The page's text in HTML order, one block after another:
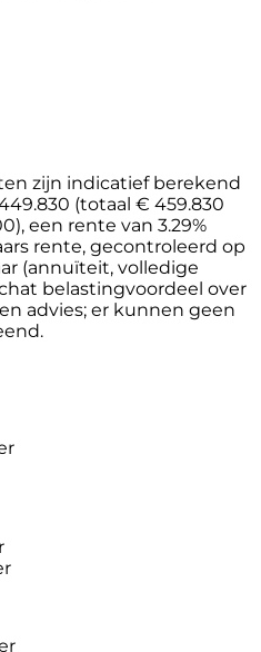
zijn indicatief berekend
(totaal € 459.830
een rente van 3.29%
rente, gecontroleerd op
(annuïteit, volledige
belastingvoordeel over
advies; er kunnen geen